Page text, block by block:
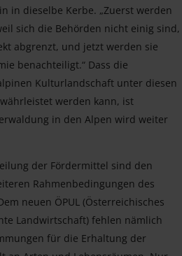
in dieselbe Kerbe. „Zuerst werden
sich die Behörden nicht einig sind,
abgrenzt, und jetzt werden sie
benachteiligt.“ Dass die
Kulturlandschaft unter diesen
werden kann, ist
in den Alpen wird weiter
der Fördermittel sind den
Rahmenbedingungen des
neuen ÖPUL (Österreichisches
Landwirtschaft) fehlen nämlich
für die Erhaltung der